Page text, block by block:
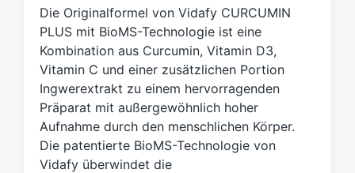
l
g
w
ö
t
e
r
Die Originalformel von Vidafy CURCUMIN
PLUS mit BioMS-Technologie ist eine
Kombination aus Curcumin, Vitamin D3,
Vitamin C und einer zusätzlichen Portion
Ingwerextrakt zu einem hervorragenden
Präparat mit außergewöhnlich hoher
Aufnahme durch den menschlichen Körper.
Die patentierte BioMS-Technologie von
Vidafy überwindet die